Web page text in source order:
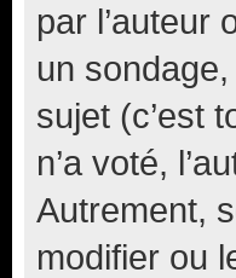
par l’auteur
un
sujet (c’est
n’a voté,
Autrement,
modifier ou